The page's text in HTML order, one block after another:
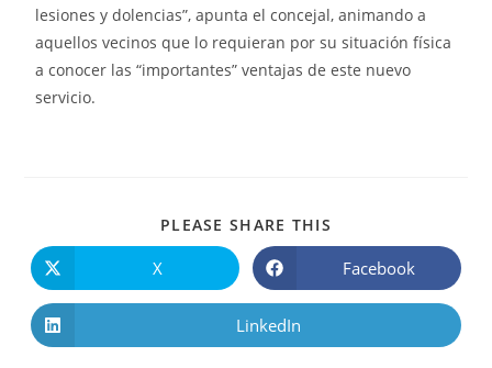
lesiones y dolencias”, apunta el concejal, animando a
aquellos vecinos que lo requieran por su situación física
a conocer las “importantes” ventajas de este nuevo
servicio.
PLEASE SHARE THIS
X Facebook
LinkedIn